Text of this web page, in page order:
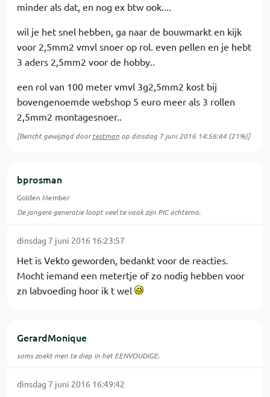
minder als dat, en nog ex btw ook....
wil je het snel hebben, ga naar de bouwmarkt en kijk
voor 2,5mm2 vmvl snoer op rol. even pellen en je hebt
3 aders 2,5mm2 voor de hobby..
een rol van 100 meter vmvl 3g2,5mm2 kost bij
bovengenoemde webshop 5 euro meer als 3 rollen
2,5mm2 montagesnoer..
[Bericht gewijzigd doortestman op dinsdag 7 juni 2016 14:56:44 (21%)]
bprosman
Golden Member
De jongere generatie loopt veel te vaak zijn PIC achterna.
dinsdag 7 juni 2016 16:23:57
Het is Vekto geworden, bedankt voor de reacties.
Mocht iemand een metertje of zo nodig hebben voor
zn labvoeding hoor ik t wel
GerardMonique
soms zoekt men te diep in het EENVOUDIGE.
dinsdag 7 juni 2016 16:49:42